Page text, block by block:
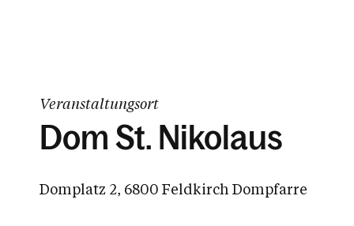
Veranstaltungsort
Dom St. Nikolaus
Domplatz 2, 6800 Feldkirch Dompfarre